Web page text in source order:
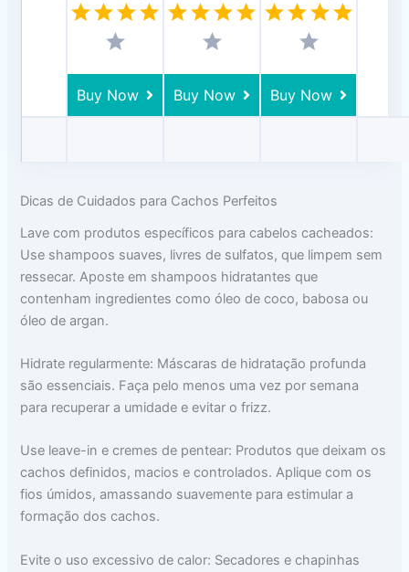
Buy Now Buy Now Buy Now
Dicas de Cuidados para Cachos Perfeitos
Lave com produtos específicos para cabelos cacheados:
Use shampoos suaves, livres de sulfatos, que limpem sem
ressecar. Aposte em shampoos hidratantes que
contenham ingredientes como óleo de coco, babosa ou
óleo de argan.
Hidrate regularmente: Máscaras de hidratação profunda
são essenciais. Faça pelo menos uma vez por semana
para recuperar a umidade e evitar o frizz.
Use leave-in e cremes de pentear: Produtos que deixam os
cachos definidos, macios e controlados. Aplique com os
fios úmidos, amassando suavemente para estimular a
formação dos cachos.
Evite o uso excessivo de calor: Secadores e chapinhas